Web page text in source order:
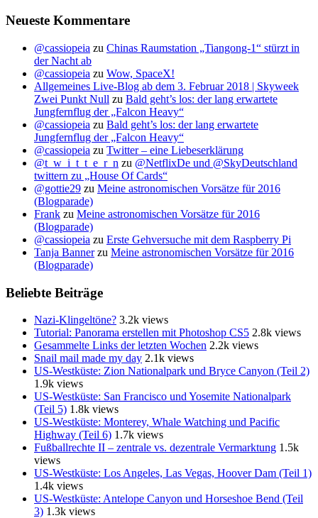
Neueste Kommentare
@cassiopeia zu Chinas Raumstation „Tiangong-1“ stürzt in
der Nacht ab
@cassiopeia zu Wow, SpaceX!
Allgemeines Live-Blog ab dem 3. Februar 2018 | Skyweek
Zwei Punkt Null zu Bald geht’s los: der lang erwartete
Jungfernflug der „Falcon Heavy“
@cassiopeia zu Bald geht’s los: der lang erwartete
Jungfernflug der „Falcon Heavy“
@cassiopeia zu Twitter – eine Liebeserklärung
@t_w_i_t_t_e_r_n zu @NetflixDe und @SkyDeutschland
twittern zu „House Of Cards“
@gottie29 zu Meine astronomischen Vorsätze für 2016
(Blogparade)
Frank zu Meine astronomischen Vorsätze für 2016
(Blogparade)
@cassiopeia zu Erste Gehversuche mit dem Raspberry Pi
Tanja Bannerzu Meine astronomischen Vorsätze für 2016
(Blogparade)
Beliebte Beiträge
Nazi-Klingeltöne? 3.2k views
Tutorial: Panorama erstellen mit Photoshop CS5 2.8k views
Gesammelte Links der letzten Wochen 2.2k views
Snail mail made my day 2.1k views
US-Westküste: Zion Nationalpark und Bryce Canyon (Teil 2)
1.9k views
US-Westküste: San Francisco und Yosemite Nationalpark
(Teil 5) 1.8k views
US-Westküste: Monterey, Whale Watching und Pacific
Highway (Teil 6) 1.7k views
Fußballrechte II – zentrale vs. dezentrale Vermarktung 1.5k
views
US-Westküste: Los Angeles, Las Vegas, Hoover Dam (Teil 1)
1.4k views
US-Westküste: Antelope Canyon und Horseshoe Bend (Teil
3) 1.3k views